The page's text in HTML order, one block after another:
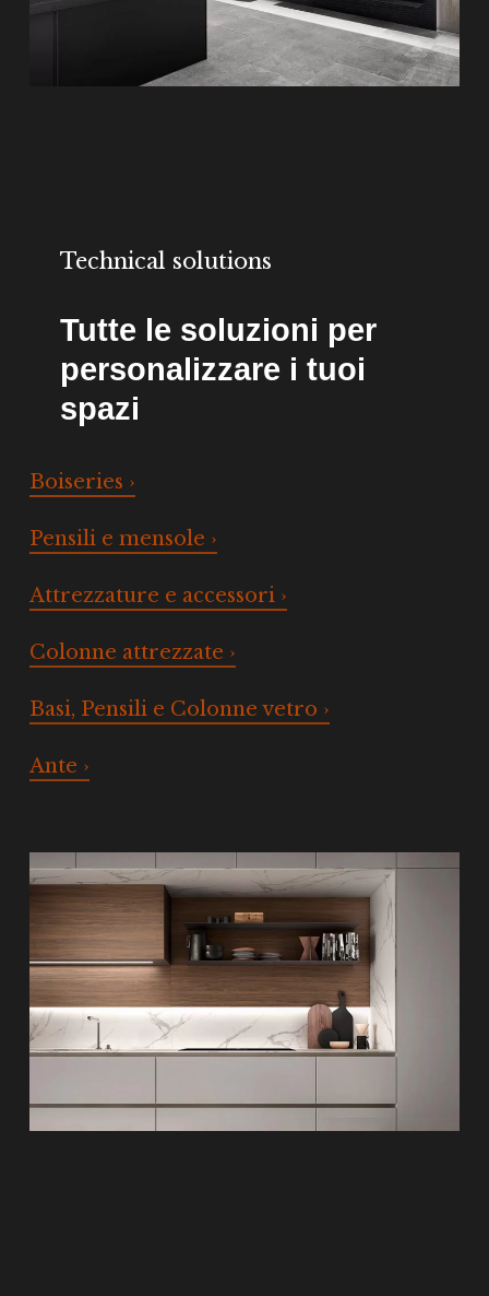
Technical solutions
Tutte le soluzioni per
personalizzare i tuoi
spazi
Boiseries ›
Pensili e mensole ›
Attrezzature e accessori ›
Colonne attrezzate ›
Basi, Pensili e Colonne vetro ›
Ante ›